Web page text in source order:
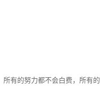
有的努力都不会白费，所有的